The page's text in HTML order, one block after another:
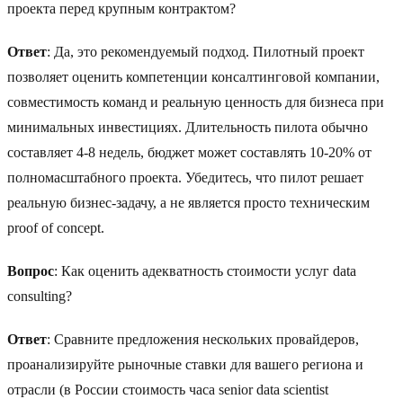
проекта перед крупным контрактом?
Ответ: Да, это рекомендуемый подход. Пилотный проект
позволяет оценить компетенции консалтинговой компании,
совместимость команд и реальную ценность для бизнеса при
минимальных инвестициях. Длительность пилота обычно
составляет 4-8 недель, бюджет может составлять 10-20% от
полномасштабного проекта. Убедитесь, что пилот решает
реальную бизнес-задачу, а не является просто техническим
proof of concept.
Вопрос: Как оценить адекватность стоимости услуг data
consulting?
Ответ: Сравните предложения нескольких провайдеров,
проанализируйте рыночные ставки для вашего региона и
отрасли (в России стоимость часа senior data scientist